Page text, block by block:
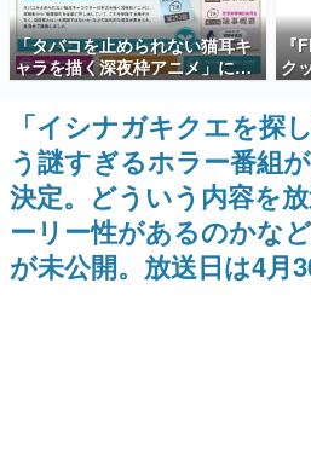
殿堂入り記事
SNS拡散数が数千以上！
ど。多くの人々に読まれた
事をまとめました。
ゲームの企画書
名作ゲームクリエイターの
聞きし、ヒットする企画
きます。
赫本
この物語を解いてはいけ
の形をした短編ホラー小
「タバコを止められない猫耳キ
ャラを描く深夜枠アニメ」に視
聴者の一部から批判意見。違法
薬物の使用と思しき描写も含め
て、BPOが議論を交わす
『
ク
「
ズ
「イシナガキクエを探
う謎すぎるホラー番組
決定。どういう内容を
ーリー性があるのかな
が未公開。放送日は4月